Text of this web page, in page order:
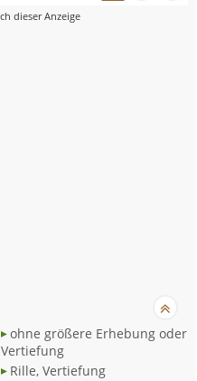
ohne größere Erhebung oder
Vertiefung
Rille, Vertiefung